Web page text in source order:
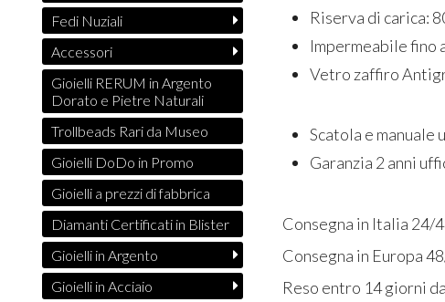
Riserva di carica:
Impermeabile fino
Vetro zaffiro
Scatola e
Garanzia 2 anni
Consegna in Italia 24/
Consegna in Europa
Reso entro 14 giorni
Fedi Nuziali
Accessori
Gioielli RERUM in Argento
Dorato e Pietre Naturali
Trollbeads Rari da Museo
Gioielli DoDo in Promo
Gioielli a prezzi di fabbrica
Diamanti Certificati in Blister
Gioielli in Argento
Gioielli in Acciaio